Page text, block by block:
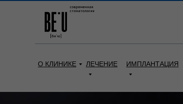
О КЛИНИКЕ ЛЕЧЕНИЕ ИМПЛАНТАЦИЯ